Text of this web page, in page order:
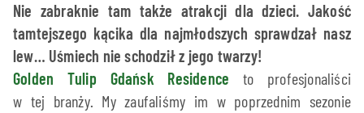
Nie zabraknie tam także atrakcji dla dzieci. Jakość
tamtejszego kącika dla najmłodszych sprawdzał nasz
lew… Uśmiech nie schodził z jego twarzy!
Golden Tulip Gdańsk Residence to profesjonaliści
w tej branży. My zaufaliśmy im w poprzednim sezonie